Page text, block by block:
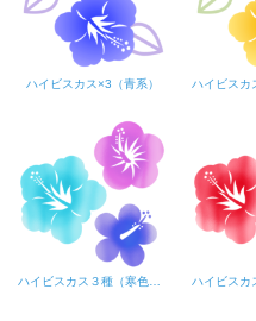
ハイビスカス×3（青系）
ハイビスカス３種（寒色系）